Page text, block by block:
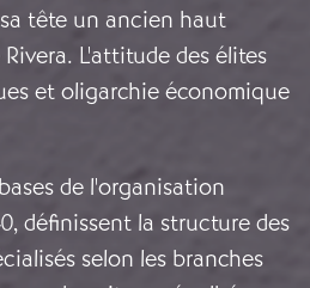
tête un ancien haut
L'attitude des élites
et oligarchie économique
de l'organisation
définissent la structure des
selon les branches